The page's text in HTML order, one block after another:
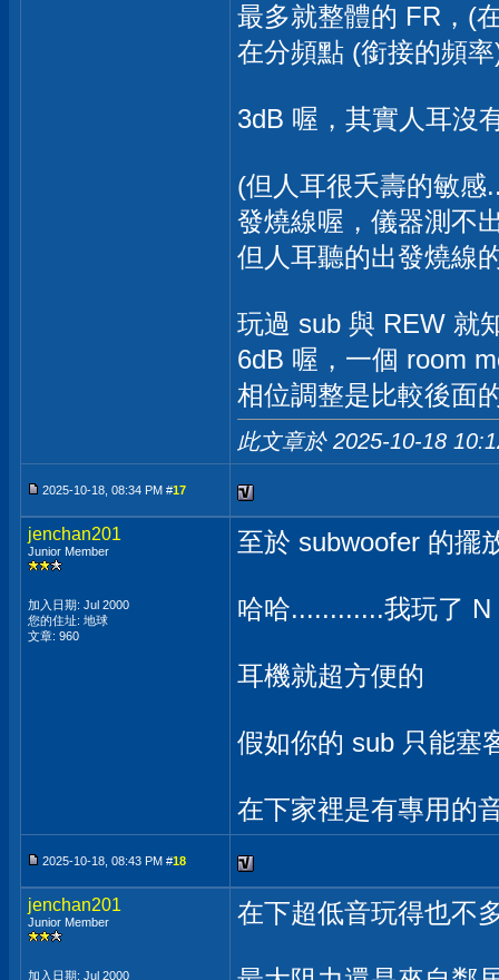
最多就整體的 FR，(
在分頻點 (銜接的頻
3dB 喔，其實人耳沒
(但人耳很夭壽的敏感
發燒線喔，儀器測不
但人耳聽的出發燒線
玩過 sub 與 REW 就
6dB 喔，一個 room
相位調整是比較後面
此文章於 2025-10-18
2025-10-18, 08:34 PM #17
jenchan201
Junior Member
加入日期: Jul 2000
您的住址: 地球
文章: 960
至於 subwoofer 的擺
哈哈............我玩了
耳機就超方便的
假如你的 sub 只能塞
在下家裡是有專用的
2025-10-18, 08:43 PM #18
jenchan201
Junior Member
加入日期: Jul 2000
在下超低音玩得也不